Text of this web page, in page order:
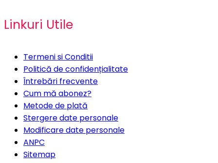
Linkuri Utile
Termeni si Conditii
Politică de confidențialitate
Întrebări frecvente
Cum mă abonez?
Metode de plată
Stergere date personale
Modificare date personale
ANPC
Sitemap